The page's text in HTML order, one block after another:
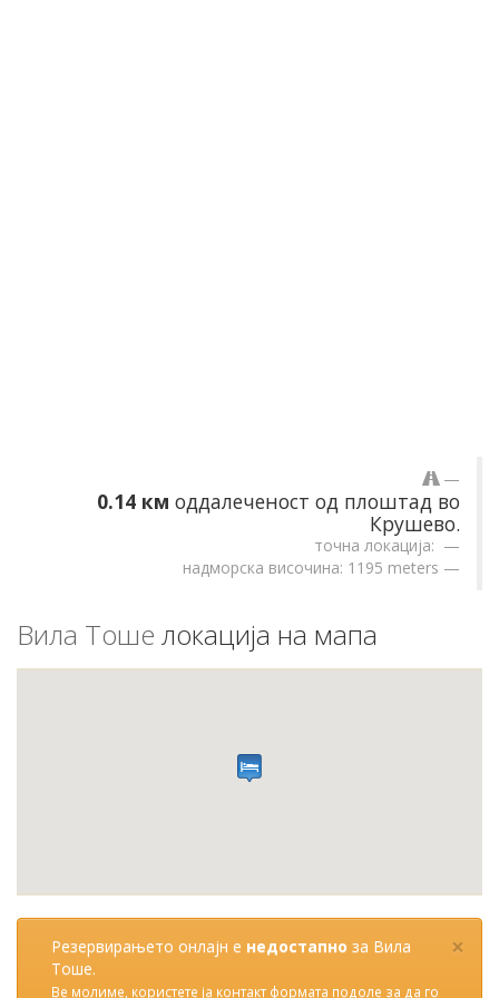
0.14 км оддалеченост од плоштад во
Крушево.
точна локација:
надморска височина: 1195 meters
Вила Тоше локација на мапа
×
Резервирањето онлајн е недостапно за Вила
Тоше.
Ве молиме, користете ја контакт формата подоле за да го